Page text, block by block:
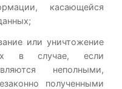
касающейся
или уничтожение
в случае, если
неполными,
полученными